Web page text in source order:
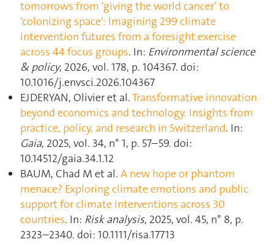
tomorrows from ‘giving the world cancer’ to
‘colonizing space’: Imagining 299 climate
intervention futures from a foresight exercise
across 44 focus groups. In: Environmental science
& policy, 2026, vol. 178, p. 104367. doi:
10.1016/j.envsci.2026.104367
EJDERYAN, Olivier et al.Transformative innovation
beyond economics and technology. Insights from
practice, policy, and research in Switzerland. In:
Gaia, 2025, vol. 34, n° 1, p. 57–59. doi:
10.14512/gaia.34.1.12
BAUM, Chad M et al. A new hope or phantom
menace? Exploring climate emotions and public
support for climate interventions across 30
countries. In: Risk analysis, 2025, vol. 45, n° 8, p.
2323–2340. doi: 10.1111/risa.17713